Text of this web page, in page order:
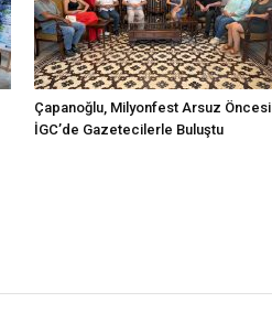
Çapanoğlu, Milyonfest Arsuz Öncesi
İGC’de Gazetecilerle Buluştu